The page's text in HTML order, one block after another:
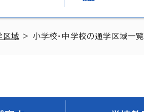
区域 > 小学校・中学校の通学区域一覧